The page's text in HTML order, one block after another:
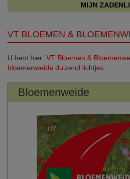
MIJN
VT BLOEMEN &
U bent hier: VT Bloemen &
bloemenweide duizend lichtjes
Bloemenweide